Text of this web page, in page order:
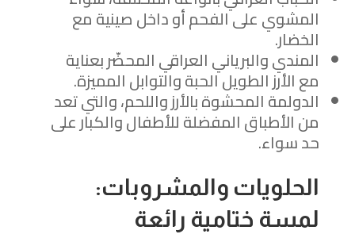
المشوي على الفحم أو داخل صينية مع
الخضار.
المندي والبرياني العراقي المحضّر بعناية
مع الأرز الطويل الحبة والتوابل المميزة.
الدولمة المحشوة بالأرز واللحم، والتي تعد
من الأطباق المفضلة للأطفال والكبار على
حد سواء.
الحلويات والمشروبات:
لمسة ختامية رائعة